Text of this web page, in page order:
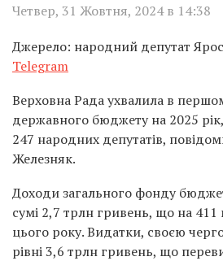
Четвер, 31 Жовтня, 2024 в 14:38
Джерело: народний депутат
Telegram
Верховна Рада ухвалила в
державного бюджету на 2025
247 народних депутатів,
Железняк.
Доходи загального фонду
сумі 2,7 трлн гривень, що на
цього року. Видатки, своєю
рівні 3,6 трлн гривень, що